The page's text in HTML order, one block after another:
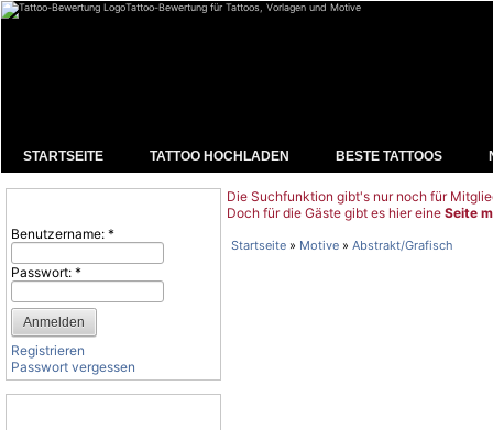
Tattoo-Bewertung für Tattoos, Vorlagen und Motive
STARTSEITE TATTOO HOCHLADEN BESTE TATTOOS
Benutzername: *
Passwort: *
Registrieren
Passwort vergessen
Die Suchfunktion gibt's nur noch für
Doch für die Gäste gibt es hier eine Seite
Startseite » Motive » Abstrakt/Grafisch